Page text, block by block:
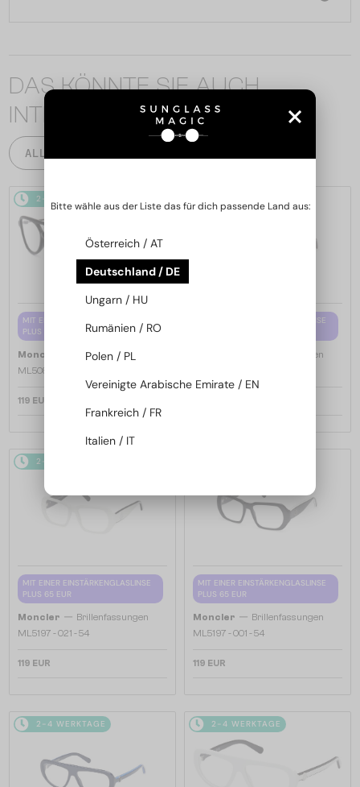
DAS KÖNNTE SIE AUCH
INTERESSIEREN
ALLE PRODUKTE
2-4 WERKTAGE
MIT EINER EINSTÄRKENGLASLINSE
PLUS 65 EUR
Moncler
Brillenfassungen
ML5081 - 001 - 56
119 EUR
MIT EINER EINSTÄRKENGLASLINSE
Brillenfassungen
2-4 WERKTAGE
MIT EINER EINSTÄRKENGLASLINSE
PLUS 65 EUR
Moncler — Brillenfassungen
ML5197 - 021 - 54
119 EUR
MIT EINER EINSTÄRKENGLASLINSE
PLUS 65 EUR
Moncler — Brillenfassungen
ML5197 - 001 - 54
119 EUR
2-4 WERKTAGE 2-4 WERKTAGE
Bitte wähle aus der Liste das für dich passende Land aus:
Österreich / AT
Deutschland / DE
Ungarn / HU
Rumänien / RO
Polen / PL
Vereinigte Arabische Emirate / EN
Frankreich / FR
Italien / IT